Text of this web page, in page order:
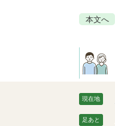
本文へ
現在地
足あと